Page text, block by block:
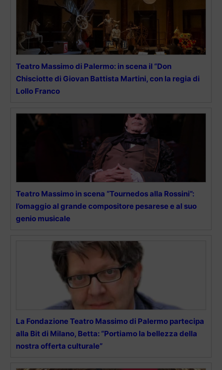
Teatro Massimo di Palermo: in scena il “Don
Chisciotte di Giovan Battista Martini, con la regia di
Lollo Franco
Teatro Massimo in scena “Tournedos alla Rossini”:
l’omaggio al grande compositore pesarese e al suo
genio musicale
La Fondazione Teatro Massimo di Palermo partecipa
alla Bit di Milano, Betta: “Portiamo la bellezza della
nostra offerta culturale”